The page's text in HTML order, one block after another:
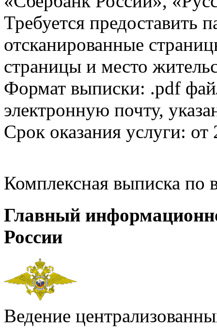
Требуется предоставить
отсканированные
страницы и место
Формат выписки: .pdf
электронную почту,
Срок оказания услуги: от
Комплексная выписка
Главный
России
Ведение